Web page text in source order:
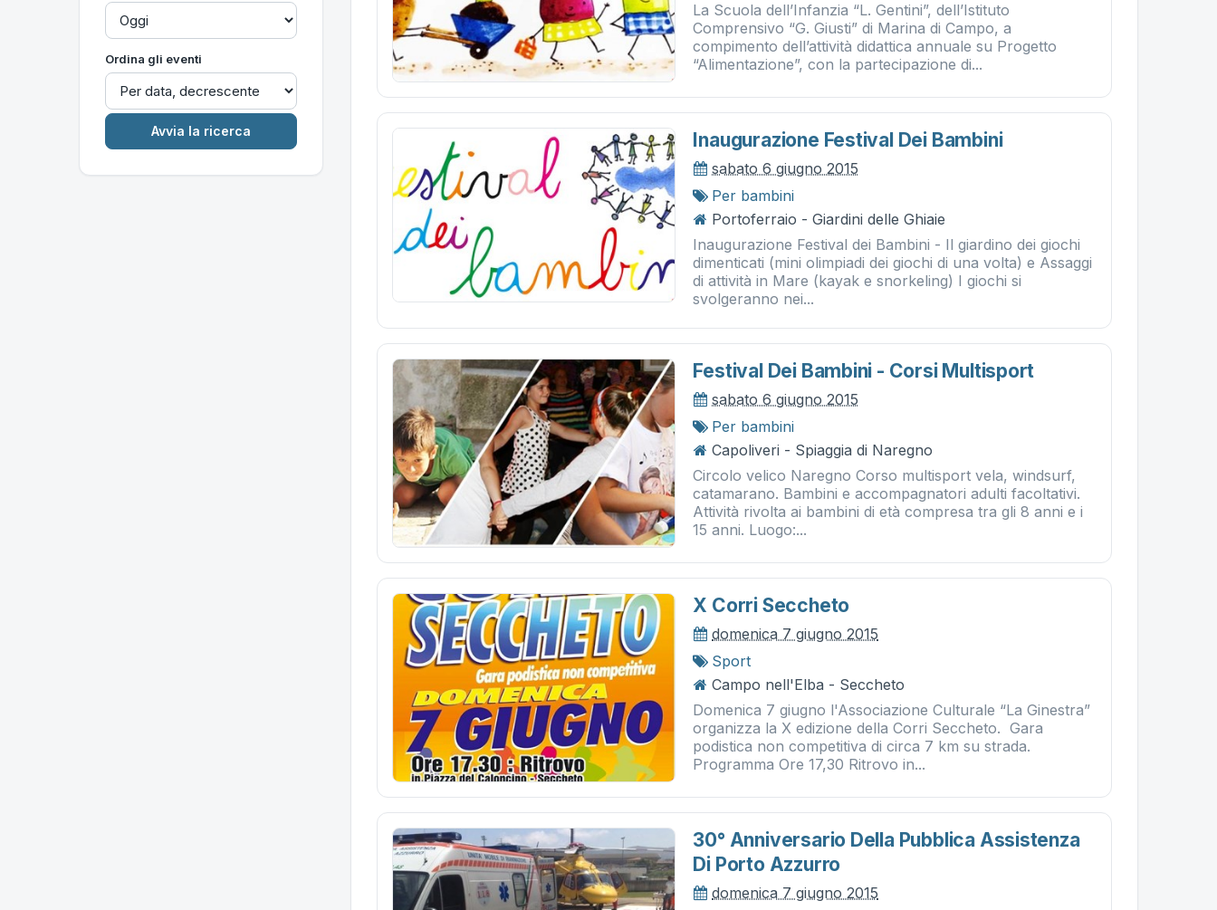
Ordina gli eventi
La Scuola dell’Infanzia “L. Gentini”, dell’Istituto
Comprensivo “G. Giusti” di Marina di Campo, a
compimento dell’attività didattica annuale su Progetto
“Alimentazione”, con la partecipazione di...
Inaugurazione Festival Dei Bambini
sabato 6 giugno 2015
Per bambini
Portoferraio - Giardini delle Ghiaie
Inaugurazione Festival dei Bambini - Il giardino dei giochi
dimenticati (mini olimpiadi dei giochi di una volta) e Assaggi
di attività in Mare (kayak e snorkeling) I giochi si
svolgeranno nei...
Festival Dei Bambini - Corsi Multisport
sabato 6 giugno 2015
Per bambini
Capoliveri - Spiaggia di Naregno
Circolo velico Naregno Corso multisport vela, windsurf,
catamarano. Bambini e accompagnatori adulti facoltativi.
Attività rivolta ai bambini di età compresa tra gli 8 anni e i
15 anni. Luogo:...
X Corri Seccheto
domenica 7 giugno 2015
Sport
Campo nell'Elba - Seccheto
Domenica 7 giugno l'Associazione Culturale “La Ginestra”
organizza la X edizione della Corri Seccheto. Gara
podistica non competitiva di circa 7 km su strada.
Programma Ore 17,30 Ritrovo in...
30° Anniversario Della Pubblica Assistenza
Di Porto Azzurro
domenica 7 giugno 2015